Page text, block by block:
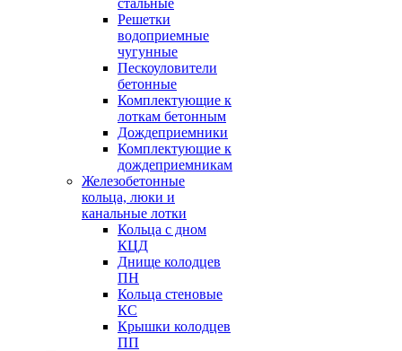
стальные
Решетки
водоприемные
чугунные
Пескоуловители
бетонные
Комплектующие к
лоткам бетонным
Дождеприемники
Комплектующие к
дождеприемникам
Железобетонные
кольца, люки и
канальные лотки
Кольца с дном
КЦД
Днище колодцев
ПН
Кольца стеновые
КС
Крышки колодцев
ПП